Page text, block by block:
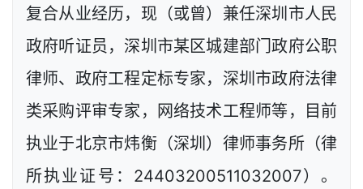
复合从业经历，现（或曾）兼任深圳市人民
政府听证员，深圳市某区城建部门政府公职
律师、政府工程定标专家，深圳市政府法律
类采购评审专家，网络技术工程师等，目前
执业于北京市炜衡（深圳）律师事务所（律
所执业证号：24403200511032007）。